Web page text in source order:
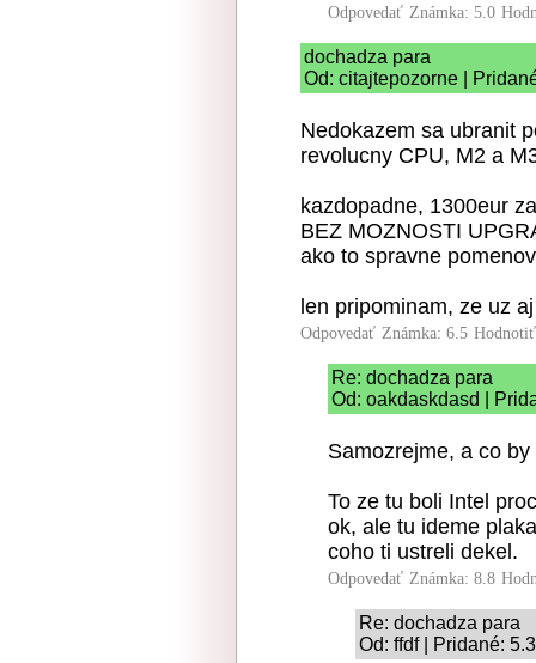
Odpovedať Známka: 5.0
dochadza para
Od: citajtepozorne |
Nedokazem sa ubranit
revolucny CPU, M2 a
kazdopadne, 1300eur
BEZ MOZNOSTI
ako to spravne
len pripominam, ze uz
Odpovedať Známka: 6.5
Re: dochadza para
Od: oakdaskdasd |
Samozrejme, a co
To ze tu boli Intel
ok, ale tu ideme
coho ti ustreli dekel.
Odpovedať Známka: 8.8
Re: dochadza para
Od: ffdf | Pridané: